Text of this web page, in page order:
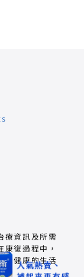
療資訊及所需
復過程中，
到健康的生活